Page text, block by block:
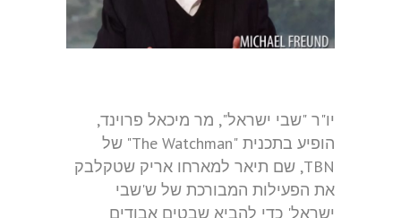
יו"ר "שבי ישראל", מר מיכאל פרוינד,
הופיע בתכנית "The Watchman" של
TBN, שם תיאר למארחו אריק שטקלבק
את הפעילות המבורכת של ש'שבי
ישראל' כדי להביא שבטים אבודים